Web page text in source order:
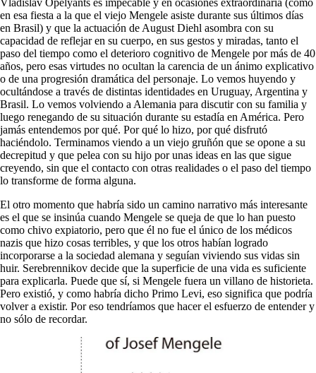
en esa fiesta a la que el viejo Mengele asiste durante sus últimos días
en Brasil) y que la actuación de August Diehl asombra con su
capacidad de reflejar en su cuerpo, en sus gestos y miradas, tanto el
paso del tiempo como el deterioro cognitivo de Mengele por más de 40
años, pero esas virtudes no ocultan la carencia de un ánimo explicativo
o de una progresión dramática del personaje. Lo vemos huyendo y
ocultándose a través de distintas identidades en Uruguay, Argentina y
Brasil. Lo vemos volviendo a Alemania para discutir con su familia y
luego renegando de su situación durante su estadía en América. Pero
jamás entendemos por qué. Por qué lo hizo, por qué disfrutó
haciéndolo. Terminamos viendo a un viejo gruñón que se opone a su
decrepitud y que pelea con su hijo por unas ideas en las que sigue
creyendo, sin que el contacto con otras realidades o el paso del tiempo
lo transforme de forma alguna.
El otro momento que habría sido un camino narrativo más interesante
es el que se insinúa cuando Mengele se queja de que lo han puesto
como chivo expiatorio, pero que él no fue el único de los médicos
nazis que hizo cosas terribles, y que los otros habían logrado
incorporarse a la sociedad alemana y seguían viviendo sus vidas sin
huir. Serebrennikov decide que la superficie de una vida es suficiente
para explicarla. Puede que sí, si Mengele fuera un villano de historieta.
Pero existió, y como habría dicho Primo Levi, eso significa que podría
volver a existir. Por eso tendríamos que hacer el esfuerzo de entender y
no sólo de recordar.